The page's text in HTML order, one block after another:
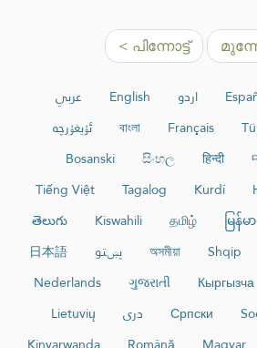
< പിന്നോട്ട്
عربي English اردو
ئۇيغۇرچە
বাংলা Français
Bosanski
සිංහල हिन्दी
Tiếng Việt
Tagalog Kurdî
తెలుగు
Kiswahili தமிழ் မြန်မာ
日本語
پښتو অসমীয়া Shqip
Nederlands
ગુજરાતી Кыргызча
Lietuvių
دری Српски